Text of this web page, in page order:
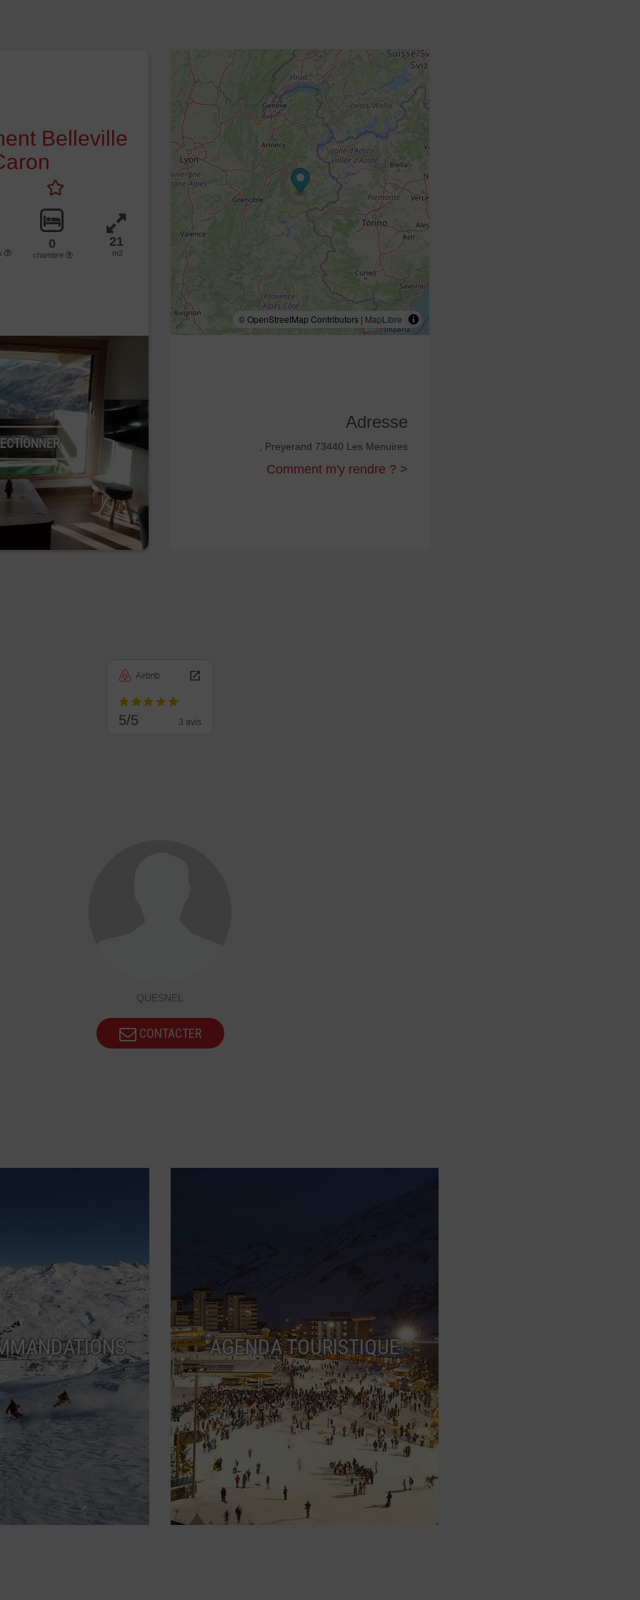
Belleville
0
chambre
21
m2
© OpenStreetMap Contributors | MapLibre
Adresse
, Preyerand 73440 Les Menuires
Comment m'y rendre ? >
Airbnb
5/5 3 avis
QUESNEL
CONTACTER
AGENDA TOURISTIQUE